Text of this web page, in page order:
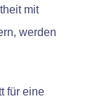
mit
werden
für eine